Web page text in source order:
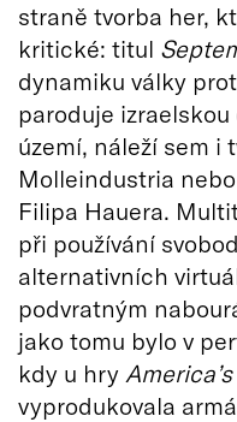
straně tvorba her,
kritické: titul
dynamiku války
paroduje
území, náleží sem i
Molleindustria
Filipa Hauera.
při používání
alternativních
podvratným
jako tomu bylo v
kdy u hry
vyprodukovala